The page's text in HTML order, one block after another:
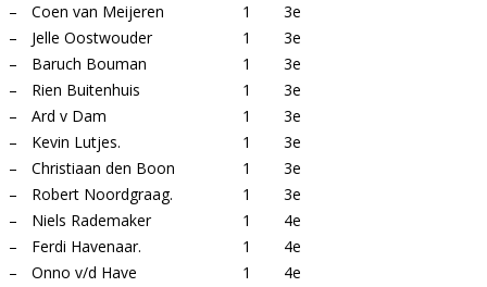
–
Coen van Meijeren 1
3e
–
Jelle Oostwouder 1
3e
–
Baruch Bouman 1
3e
–
Rien Buitenhuis 1
3e
–
Ard v Dam 1
3e
–
Kevin Lutjes. 1
3e
–
Christiaan den Boon 1
3e
–
Robert Noordgraag. 1
3e
–
Niels Rademaker 1
4e
–
Ferdi Havenaar. 1
4e
–
Onno v/d Have 1
4e